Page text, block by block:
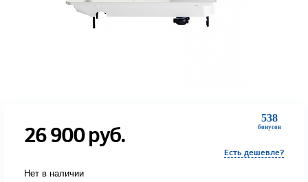
538
бонусов
26 900руб.
Есть дешевле?
Нет в наличии